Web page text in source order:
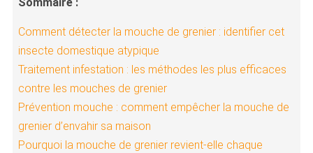
Comment détecter la mouche de grenier : identifier cet
insecte domestique atypique
Traitement infestation : les méthodes les plus efficaces
contre les mouches de grenier
Prévention mouche : comment empêcher la mouche de
grenier d’envahir sa maison
Pourquoi la mouche de grenier revient-elle chaque